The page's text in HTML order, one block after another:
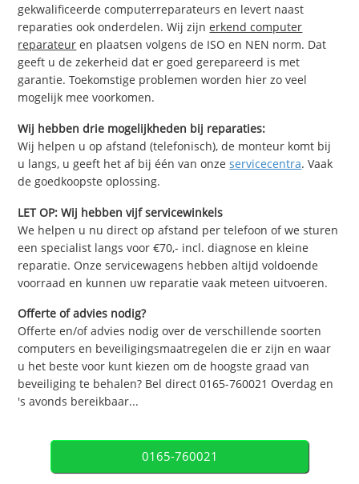
gekwalificeerde computerreparateurs en levert naast
reparaties ook onderdelen. Wij zijnerkend computer
reparateur en plaatsen volgens de ISO en NEN norm. Dat
geeft u de zekerheid dat er goed gerepareerd is met
garantie. Toekomstige problemen worden hier zo veel
mogelijk mee voorkomen.
Wij hebben drie mogelijkheden bij reparaties:
Wij helpen u op afstand (telefonisch), de monteur komt bij
u langs, u geeft het af bij één van onzeservicecentra. Vaak
de goedkoopste oplossing.
LET OP: Wij hebben vijf servicewinkels
We helpen u nu direct op afstand per telefoon of we sturen
een specialist langs voor €70,- incl. diagnose en kleine
reparatie. Onze servicewagens hebben altijd voldoende
voorraad en kunnen uw reparatie vaak meteen uitvoeren.
Offerte of advies nodig?
Offerte en/of advies nodig over de verschillende soorten
computers en beveiligingsmaatregelen die er zijn en waar
u het beste voor kunt kiezen om de hoogste graad van
beveiliging te behalen? Bel direct 0165-760021 Overdag en
's avonds bereikbaar...
0165-760021